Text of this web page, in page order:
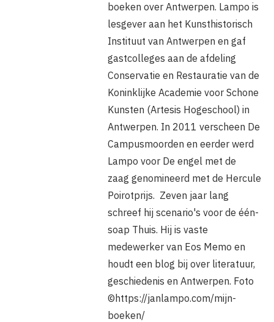
boeken over Antwerpen. Lampo is
lesgever aan het Kunsthistorisch
Instituut van Antwerpen en gaf
gastcolleges aan de afdeling
Conservatie en Restauratie van de
Koninklijke Academie voor Schone
Kunsten (Artesis Hogeschool) in
Antwerpen. In 2011 verscheen De
Campusmoorden en eerder werd
Lampo voor De engel met de
zaag genomineerd met de Hercule
Poirotprijs. Zeven jaar lang
schreef hij scenario's voor de één-
soap Thuis. Hij is vaste
medewerker van Eos Memo en
houdt een blog bij over literatuur,
geschiedenis en Antwerpen. Foto
©https://janlampo.com/mijn-
boeken/